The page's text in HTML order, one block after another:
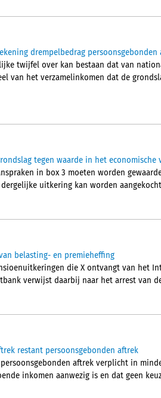
drempelbedrag persoonsgebonden
twijfel over kan bestaan dat van
van het verzamelinkomen dat de
tegen waarde in het economische
in box 3 moeten worden
uitkering kan worden
belasting- en premieheffing
die X ontvangt van het
verwijst daarbij naar het arrest van
restant persoonsgebonden aftrek
aftrek verplicht in
inkomen aanwezig is en dat geen